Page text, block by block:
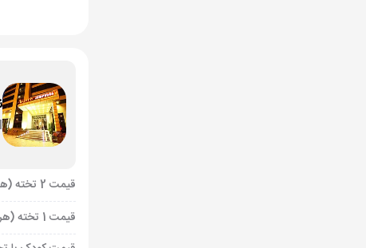
قیمت 2 تخته (هرنفر)
قیمت 1 تخته (هرنفر)